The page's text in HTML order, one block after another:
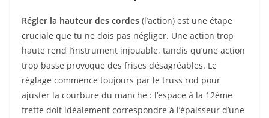
Régler la hauteur des cordes (l’action) est une étape
cruciale que tu ne dois pas négliger. Une action trop
haute rend l’instrument injouable, tandis qu’une action
trop basse provoque des frises désagréables. Le
réglage commence toujours par le truss rod pour
ajuster la courbure du manche : l’espace à la 12ème
frette doit idéalement correspondre à l’épaisseur d’une